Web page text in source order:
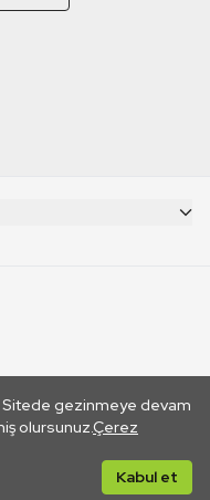
Sitede gezinmeye devam
olursunuz.Çerez
Kabul et
yoluyla gidilen dış